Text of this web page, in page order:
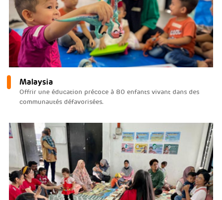
Malaysia
Offrir une éducation précoce à 80 enfants vivant dans des
communautés défavorisées.